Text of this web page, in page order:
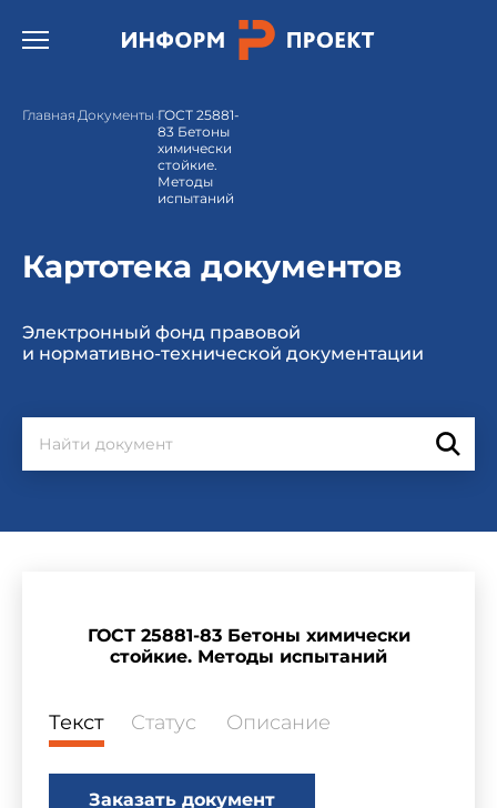
Открыть бургер меню.
Главная Документы ГОСТ 25881-
83 Бетоны
химически
стойкие.
Методы
испытаний
Картотека документов
Электронный фонд правовой
и нормативно-технической документации
ГОСТ 25881-83 Бетоны химически
стойкие. Методы испытаний
Текст Статус Описание
Заказать документ